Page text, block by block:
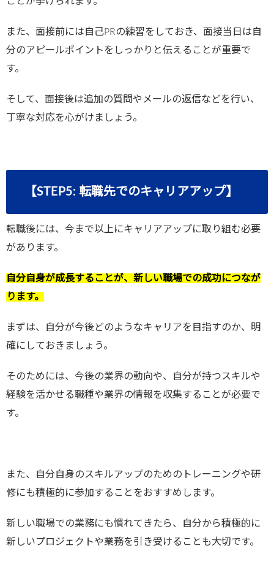
また、面接前には自己PRの練習をしておき、面接当日は自
分のアピールポイントをしっかりと伝えることが重要で
す。
そして、面接後は追加の質問やメールの返信などを行い、
丁寧な対応を心がけましょう。
【STEP5: 転職先でのキャリアアップ】
転職後には、今まで以上にキャリアアップに取り組む必要
があります。
自分自身が成長することが、新しい職場での成功につなが
ります。
まずは、自分が今後どのようなキャリアを目指すのか、明
確にしておきましょう。
そのためには、今後の業界の動向や、自分が持つスキルや
経験を活かせる職種や業界の情報を収集することが必要で
す。
また、自分自身のスキルアップのためのトレーニングや研
修にも積極的に参加することをおすすめします。
新しい職場での業務にも慣れてきたら、自分から積極的に
新しいプロジェクトや業務を引き受けることも大切です。